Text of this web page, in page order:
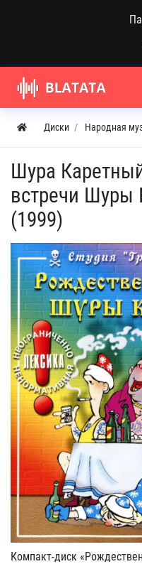
Диски Народная
Шура
встречи Шуры
(1999)
Компакт-диск